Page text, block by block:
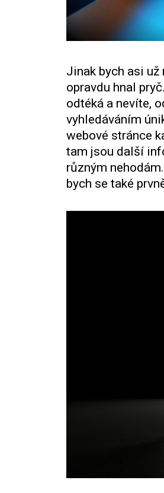
Jinak bych asi
opravdu hnal
odtéká a nevíte,
vyhledáváním
webové stránce
tam jsou další
různým
bych se také